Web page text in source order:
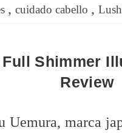
,cuidado cabello ,
Shimmer
Review
Uemura, marca